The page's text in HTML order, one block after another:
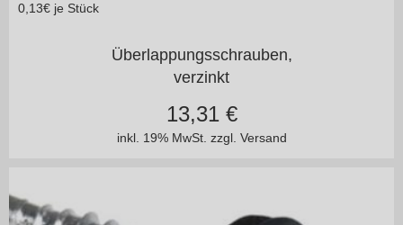
0,13€ je Stück
Überlappungsschrauben,
verzinkt
inkl. 19% MwSt. zzgl. Versand
13,31€